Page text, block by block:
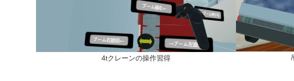
4tクレーンの操作習得